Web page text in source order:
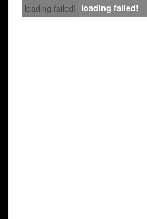
loading failed! loading failed!